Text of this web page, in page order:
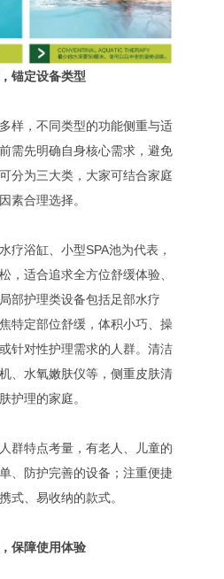
锚定设备类型
，不同类型的功能侧重与适
需先明确自身核心需求，避免
分为三大类，大家可结合家庭
素合理选择。
浴缸、小型SPA池为代表，
，适合追求全方位舒缓体验、
部护理类设备包括足部水疗
特定部位舒缓，体积小巧、操
针对性护理需求的人群。清洁
、水氧嫩肤仪等，侧重皮肤清
护理的家庭。
特点考量，有老人、儿童的
、防护完善的设备；注重便捷
式、易收纳的款式。
保障使用体验